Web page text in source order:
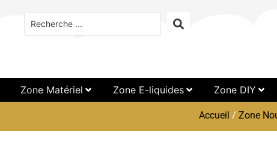
Zone Matériel Zone E-liquides Zone DIY
Accueil / Zone